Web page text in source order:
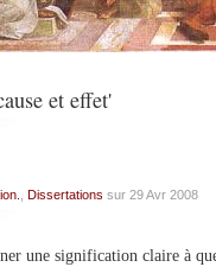
et effet'
, Dissertations sur 29 Avr 2008
signification claire à